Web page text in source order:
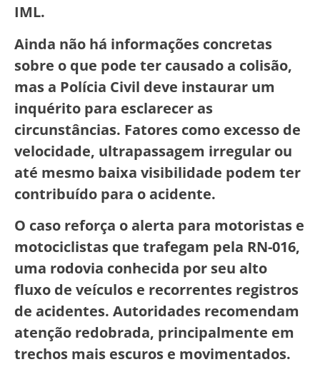
IML.
Ainda não há informações concretas
sobre o que pode ter causado a colisão,
mas a Polícia Civil deve instaurar um
inquérito para esclarecer as
circunstâncias. Fatores como excesso de
velocidade, ultrapassagem irregular ou
até mesmo baixa visibilidade podem ter
contribuído para o acidente.
O caso reforça o alerta para motoristas e
motociclistas que trafegam pela RN-016,
uma rodovia conhecida por seu alto
fluxo de veículos e recorrentes registros
de acidentes. Autoridades recomendam
atenção redobrada, principalmente em
trechos mais escuros e movimentados.